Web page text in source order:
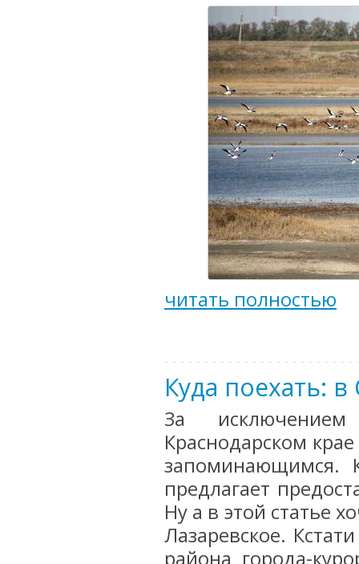
читать полностью
Куда поехать:
За
Краснодарском
запоминающимся.
предлагает
Ну а в этой статье
Лазаревское.
района города-